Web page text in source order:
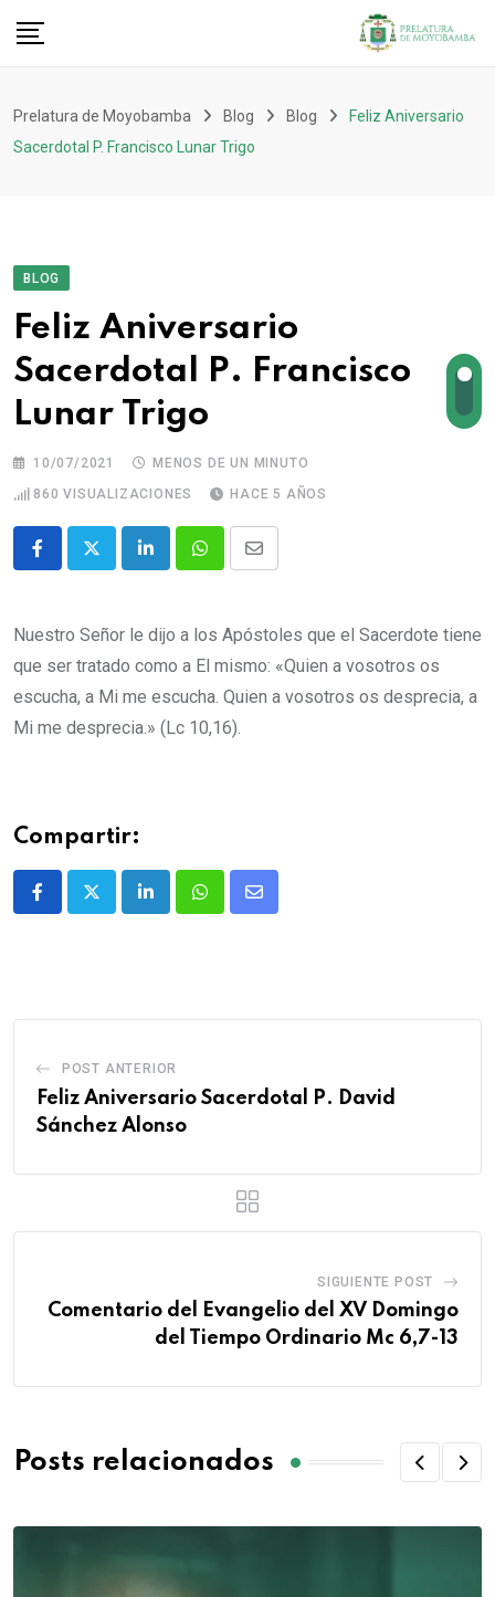
Prelatura de Moyobamba Blog Blog
Feliz Aniversario
Sacerdotal P. Francisco Lunar Trigo
BLOG
Feliz Aniversario
Sacerdotal P. Francisco
Lunar Trigo
10/07/2021
MENOS DE UN MINUTO
860 VISUALIZACIONES HACE 5 AÑOS
Nuestro Señor le dijo a los Apóstoles que el Sacerdote tiene
que ser tratado como a El mismo: «Quien a vosotros os
escucha, a Mi me escucha. Quien a vosotros os desprecia, a
Mi me desprecia.» (Lc 10,16).
Compartir:
POST ANTERIOR
Feliz Aniversario Sacerdotal P. David
Sánchez Alonso
SIGUIENTE POST
Comentario del Evangelio del XV Domingo
del Tiempo Ordinario Mc 6,7-13
Posts relacionados